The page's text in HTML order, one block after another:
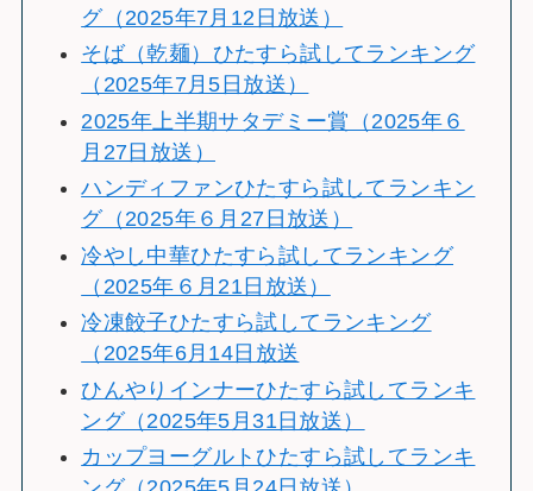
グ（2025年7月12日放送）
そば（乾麺）ひたすら試してランキング
（2025年7月5日放送）
2025年上半期サタデミー賞（2025年６
月27日放送）
ハンディファンひたすら試してランキン
グ（2025年６月27日放送）
冷やし中華ひたすら試してランキング
（2025年６月21日放送）
冷凍餃子ひたすら試してランキング
（2025年6月14日放送
ひんやりインナーひたすら試してランキ
ング（2025年5月31日放送）
カップヨーグルトひたすら試してランキ